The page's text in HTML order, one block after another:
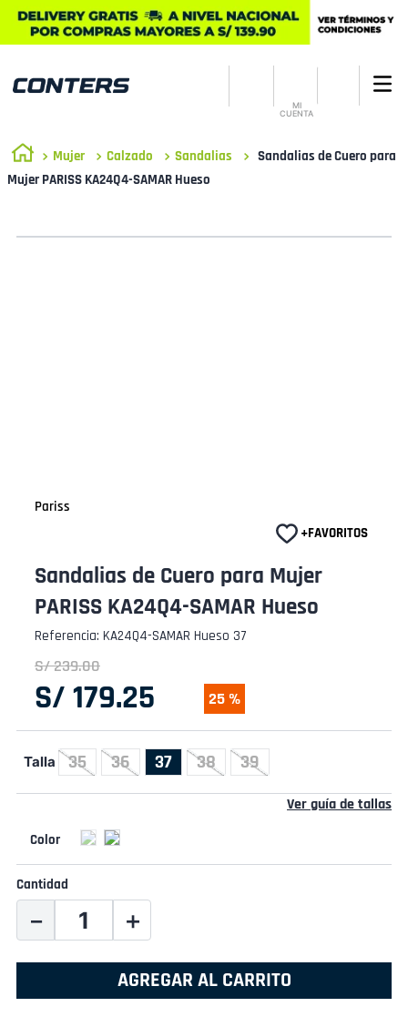
MI
CUENTA
Mujer Calzado Sandalias
Sandalias de Cuero para
Mujer PARISS KA24Q4-SAMAR Hueso
Pariss
Sandalias de Cuero para Mujer
PARISS KA24Q4-SAMAR Hueso
Referencia: KA24Q4-SAMAR Hueso 37
S/239.00
S/ 179.25 25 %
Talla 35 36 37 38 39
Ver guía de tallas
Cantidad
＋
－
AGREGAR AL CARRITO